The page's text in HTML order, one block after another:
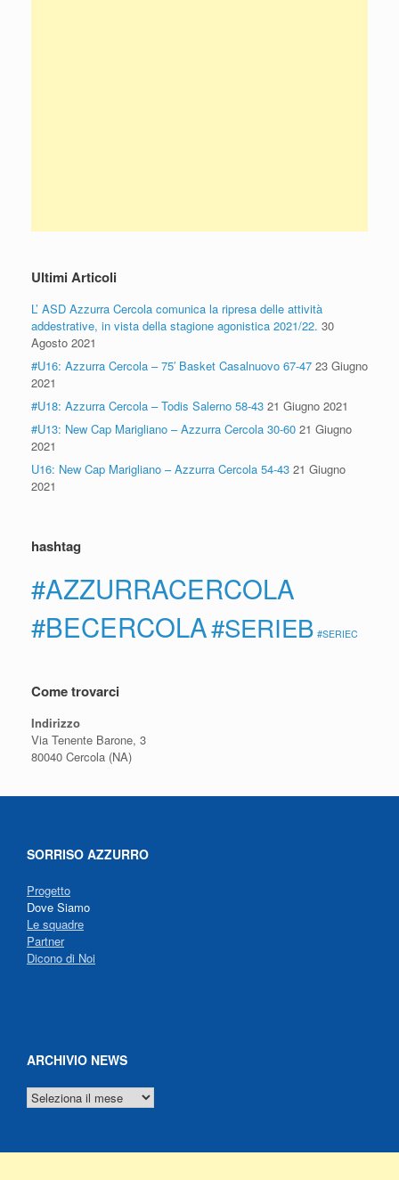
Ultimi Articoli
L’ ASD Azzurra Cercola comunica la ripresa delle attività
addestrative, in vista della stagione agonistica 2021/22. 30
Agosto 2021
#U16: Azzurra Cercola – 75′ Basket Casalnuovo 67-47 23 Giugno
2021
#U18: Azzurra Cercola – Todis Salerno 58-43 21 Giugno 2021
#U13: New Cap Marigliano – Azzurra Cercola 30-60 21 Giugno
2021
U16: New Cap Marigliano – Azzurra Cercola 54-43 21 Giugno
2021
hashtag
#AZZURRACERCOLA
#BECERCOLA#SERIEB #SERIEC
Come trovarci
Indirizzo
Via Tenente Barone, 3
80040 Cercola (NA)
SORRISO AZZURRO
Progetto
Dove Siamo
Le squadre
Partner
Dicono di Noi
ARCHIVIO NEWS
ARCHIVIO
NEWS